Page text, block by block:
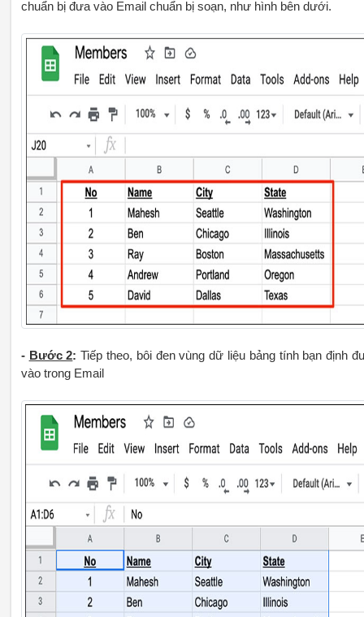
chuẩn bị đưa vào Email chuẩn bị soạn, như hình bên dưới.
- Bước 2: Tiếp theo, bôi đen vùng dữ liệu bảng tính bạn định
vào trong Email